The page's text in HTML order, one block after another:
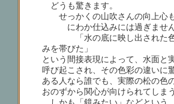
どうも驚きます。
せっかくの山吹さんの向上心も
にわか仕込みには過ぎません
「水の底に映し出された色
みを帯びた」
という間接表現によって、水面と
呼び起こされ、その色彩の違いに
ある人なら誰でも、実際の松の色
おのずから関心が向けられてしまう